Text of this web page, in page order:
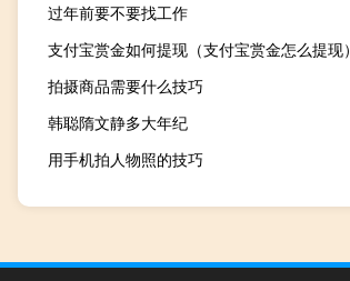
过年前要不要找工作
支付宝赏金如何提现（支付宝赏金怎么提现）
拍摄商品需要什么技巧
韩聪隋文静多大年纪
用手机拍人物照的技巧